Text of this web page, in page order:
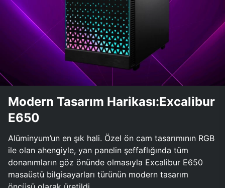
Modern Tasarım Harikası:Excalibur
E650
Alüminyum’un en şık hali. Özel ön cam tasarımının RGB
ile olan ahengiyle, yan panelin şeffaflığında tüm
donanımların göz önünde olmasıyla Excalibur E650
masaüstü bilgisayarları türünün modern tasarım